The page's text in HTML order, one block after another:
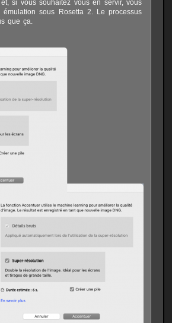
si vous souhaitez vous en servir, vous
sous Rosetta 2. Le processus
que ça.